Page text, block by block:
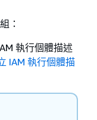
：
執行個體描述
IAM 執行個體描